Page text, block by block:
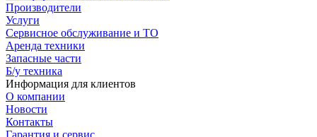
Производители
Услуги
Сервисное обслуживание и ТО
Аренда техники
Запасные части
Б/у техника
Информация для клиентов
О компании
Новости
Контакты
Гарантия и сервис